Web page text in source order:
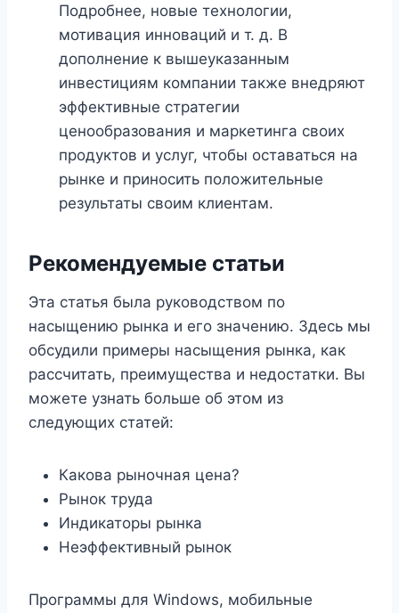
Подробнее, новые технологии,
мотивация инноваций и т. д. В
дополнение к вышеуказанным
инвестициям компании также внедряют
эффективные стратегии
ценообразования и маркетинга своих
продуктов и услуг, чтобы оставаться на
рынке и приносить положительные
результаты своим клиентам.
Рекомендуемые статьи
Эта статья была руководством по
насыщению рынка и его значению. Здесь мы
обсудили примеры насыщения рынка, как
рассчитать, преимущества и недостатки. Вы
можете узнать больше об этом из
следующих статей:
Какова рыночная цена?
Рынок труда
Индикаторы рынка
Неэффективный рынок
Программы для Windows, мобильные